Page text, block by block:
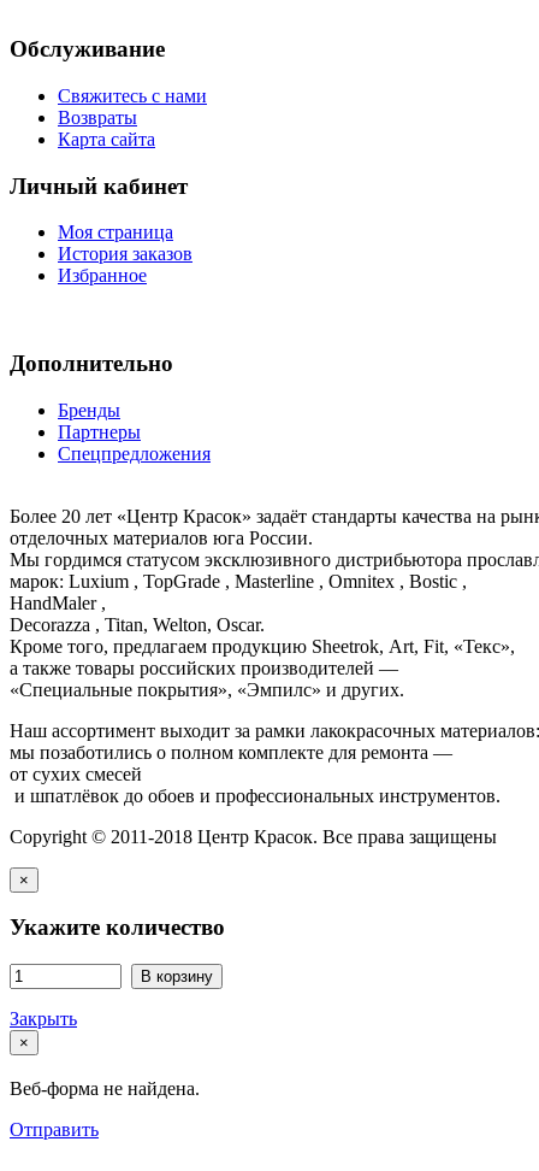
Обслуживание
Свяжитесь с нами
Возвраты
Карта сайта
Личный кабинет
Моя страница
История заказов
Избранное
Дополнительно
Бренды
Партнеры
Спецпредложения
Более 20 лет «Центр Красок» задаёт стандарты качества на
отделочных материалов юга России.
Мы гордимся статусом эксклюзивного дистрибьютора
марок: Luxium , TopGrade , Masterline , Omnitex , Bostic ,
HandMaler ,
Decorazza , Titan, Welton, Oscar.
Кроме того, предлагаем продукцию Sheetrok, Art, Fit, «Текс»,
а также товары российских производителей —
«Специальные покрытия», «Эмпилс» и других.
Наш ассортимент выходит за рамки лакокрасочных
мы позаботились о полном комплекте для ремонта —
от сухих смесей
и шпатлёвок до обоев и профессиональных инструментов.
Copyright © 2011-2018 Центр Красок. Все права защищены
×
Укажите количество
В корзину
Закрыть
×
Веб-форма не найдена.
Отправить